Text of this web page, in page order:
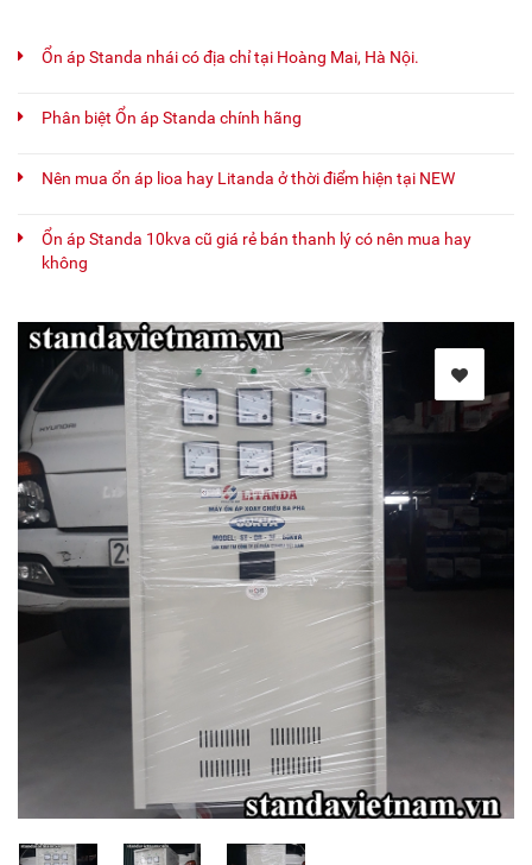
Ổn áp Standa nhái có địa chỉ tại Hoàng Mai, Hà Nội.
Phân biệt Ổn áp Standa chính hãng
Nên mua ổn áp lioa hay Litanda ở thời điểm hiện tại NEW
Ổn áp Standa 10kva cũ giá rẻ bán thanh lý có nên mua hay
không